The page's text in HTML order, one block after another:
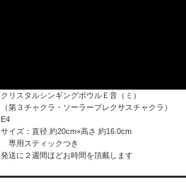
クリスタルシンギングボウルＥ音（ミ）
（第３チャクラ・ソーラープレクサスチャクラ）
E4
サイズ：直径 約20cm×高さ 約16.0cm
専用スティックつき
発送に２週間ほどお時間を頂戴します